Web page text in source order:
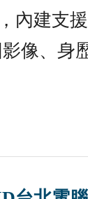
內建支
像、身